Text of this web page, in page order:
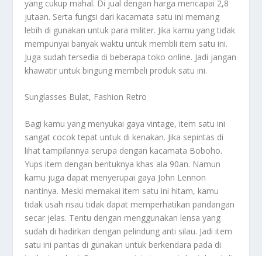
yang cukup mahal. Di jual dengan harga mencapai 2,8
jutaan. Serta fungsi dari kacamata satu ini memang
lebih di gunakan untuk para militer. Jika kamu yang tidak
mempunyai banyak waktu untuk membli item satu ini.
Juga sudah tersedia di beberapa toko online. Jadi jangan
khawatir untuk bingung membeli produk satu ini.
Sunglasses Bulat, Fashion Retro
Bagi kamu yang menyukai gaya vintage, item satu ini
sangat cocok tepat untuk di kenakan. Jika sepintas di
lihat tampilannya serupa dengan kacamata Boboho.
Yups item dengan bentuknya khas ala 90an. Namun
kamu juga dapat menyerupai gaya John Lennon
nantinya. Meski memakai item satu ini hitam, kamu
tidak usah risau tidak dapat memperhatikan pandangan
secar jelas. Tentu dengan menggunakan lensa yang
sudah di hadirkan dengan pelindung anti silau. Jadi item
satu ini pantas di gunakan untuk berkendara pada di